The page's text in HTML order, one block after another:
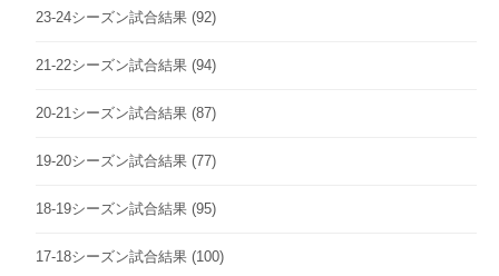
23-24シーズン試合結果 (92)
21-22シーズン試合結果 (94)
20-21シーズン試合結果 (87)
19-20シーズン試合結果 (77)
18-19シーズン試合結果 (95)
17-18シーズン試合結果 (100)